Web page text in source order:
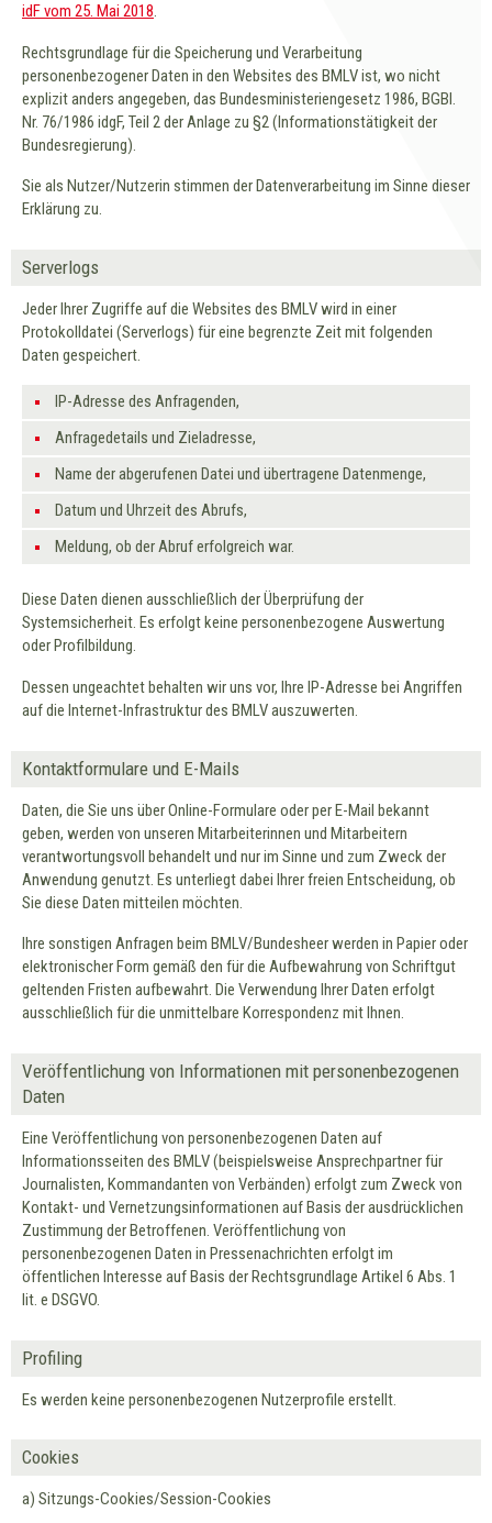
idF vom 25. Mai 2018.
Rechtsgrundlage für die Speicherung und Verarbeitung
personenbezogener Daten in den Websites des BMLV ist, wo nicht
explizit anders angegeben, das Bundesministeriengesetz 1986, BGBl.
Nr. 76/1986 idgF, Teil 2 der Anlage zu §2 (Informationstätigkeit der
Bundesregierung).
Sie als Nutzer/Nutzerin stimmen der Datenverarbeitung im Sinne dieser
Erklärung zu.
Serverlogs
Jeder Ihrer Zugriffe auf die Websites des BMLV wird in einer
Protokolldatei (Serverlogs) für eine begrenzte Zeit mit folgenden
Daten gespeichert.
IP-Adresse des Anfragenden,
Anfragedetails und Zieladresse,
Name der abgerufenen Datei und übertragene Datenmenge,
Datum und Uhrzeit des Abrufs,
Meldung, ob der Abruf erfolgreich war.
Diese Daten dienen ausschließlich der Überprüfung der
Systemsicherheit. Es erfolgt keine personenbezogene Auswertung
oder Profilbildung.
Dessen ungeachtet behalten wir uns vor, Ihre IP-Adresse bei Angriffen
auf die Internet-Infrastruktur des BMLV auszuwerten.
Kontaktformulare und E-Mails
Daten, die Sie uns über Online-Formulare oder per E-Mail bekannt
geben, werden von unseren Mitarbeiterinnen und Mitarbeitern
verantwortungsvoll behandelt und nur im Sinne und zum Zweck der
Anwendung genutzt. Es unterliegt dabei Ihrer freien Entscheidung, ob
Sie diese Daten mitteilen möchten.
Ihre sonstigen Anfragen beim BMLV/Bundesheer werden in Papier oder
elektronischer Form gemäß den für die Aufbewahrung von Schriftgut
geltenden Fristen aufbewahrt. Die Verwendung Ihrer Daten erfolgt
ausschließlich für die unmittelbare Korrespondenz mit Ihnen.
Veröffentlichung von Informationen mit personenbezogenen
Daten
Eine Veröffentlichung von personenbezogenen Daten auf
Informationsseiten des BMLV (beispielsweise Ansprechpartner für
Journalisten, Kommandanten von Verbänden) erfolgt zum Zweck von
Kontakt- und Vernetzungsinformationen auf Basis der ausdrücklichen
Zustimmung der Betroffenen. Veröffentlichung von
personenbezogenen Daten in Pressenachrichten erfolgt im
öffentlichen Interesse auf Basis der Rechtsgrundlage Artikel 6 Abs. 1
lit. e DSGVO.
Profiling
Es werden keine personenbezogenen Nutzerprofile erstellt.
Cookies
a) Sitzungs-Cookies/Session-Cookies